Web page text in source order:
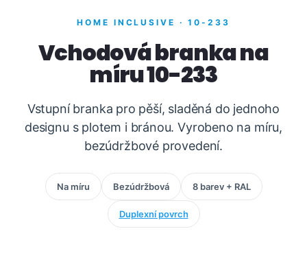
HOME INCLUSIVE · 10-233
Vchodová branka na
míru 10-233
Vstupní branka pro pěší, sladěná do jednoho
designu s plotem i bránou. Vyrobeno na míru,
bezúdržbové provedení.
Na míru Bezúdržbová 8 barev + RAL
Duplexní povrch